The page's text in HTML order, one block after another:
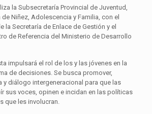
la Subsecretaría Provincial de Juventud,
Niñez, Adolescencia y Familia, con el
la Secretaría de Enlace de Gestión y el
de Referencia del Ministerio de Desarrollo
impulsará el rol de los y las jóvenes en la
de decisiones. Se busca promover,
y diálogo intergeneracional para que las
sus voces, opinen e incidan en las políticas
que les involucran.